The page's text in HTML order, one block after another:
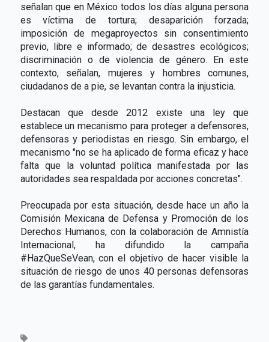
señalan que en México todos los días alguna persona
es víctima de tortura; desaparición forzada;
imposición de megaproyectos sin consentimiento
previo, libre e informado; de desastres ecológicos;
discriminación o de violencia de género. En este
contexto, señalan, mujeres y hombres comunes,
ciudadanos de a pie, se levantan contra la injusticia.
Destacan que desde 2012 existe una ley que
establece un mecanismo para proteger a defensores,
defensoras y periodistas en riesgo. Sin embargo, el
mecanismo "no se ha aplicado de forma eficaz y hace
falta que la voluntad política manifestada por las
autoridades sea respaldada por acciones concretas".
Preocupada por esta situación, desde hace un año la
Comisión Mexicana de Defensa y Promoción de los
Derechos Humanos, con la colaboración de Amnistía
Internacional, ha difundido la campaña
#HazQueSeVean, con el objetivo de hacer visible la
situación de riesgo de unos 40 personas defensoras
de las garantías fundamentales.